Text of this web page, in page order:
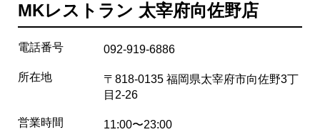
MKレストラン 太宰府向佐野店
電話番号 092-919-6886
所在地
〒818-0135 福岡県太宰府市向佐野3丁
目2-26
営業時間
11:00〜23:00